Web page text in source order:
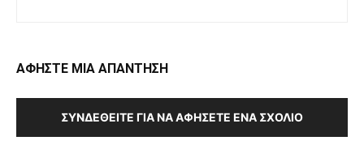
ΑΦΗΣΤΕ ΜΙΑ ΑΠΑΝΤΗΣΗ
ΣΥΝΔΕΘΕΊΤΕ ΓΙΑ ΝΑ ΑΦΉΣΕΤΕ ΈΝΑ ΣΧΌΛΙΟ